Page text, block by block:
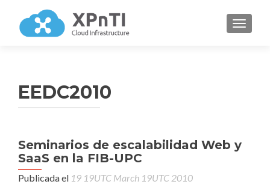
EEDC2010
Seminarios de escalabilidad Web y
SaaS en la FIB-UPC
Publicada el 19 19UTC March 19UTC 2010